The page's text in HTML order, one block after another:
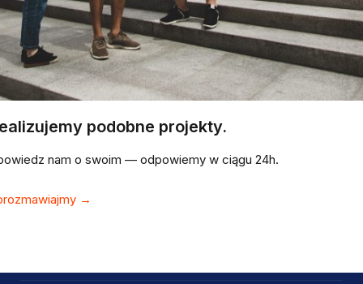
podobne projekty.
nam o swoim — odpowiemy w ciągu 24h.
→